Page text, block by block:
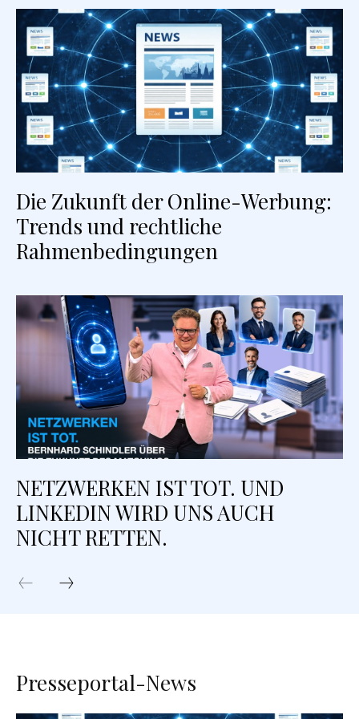
Die Zukunft der Online-Werbung:
Trends und rechtliche
Rahmenbedingungen
NETZWERKEN IST TOT. UND
LINKEDIN WIRD UNS AUCH
NICHT RETTEN.
Presseportal-News